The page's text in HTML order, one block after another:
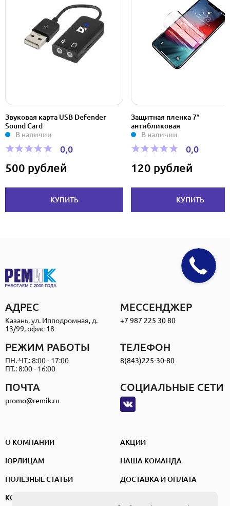
Звуковая карта USB Defender
Sound Card
В наличии
0,0
500 рублей
КУПИТЬ
Защитная пленка 7″
антибликовая
В наличии
0,0
120 рублей
КУПИТЬ
АДРЕС
Казань, ул. Ипподромная, д.
13/99, офис 18
МЕССЕНДЖЕР
+7 987 225 30 80
ПОЧТА
promo@remik.ru
РЕЖИМ РАБОТЫ
ПН.-ЧТ.: 8:00 - 17:00
ПТ.: 8:00 - 16:00
ТЕЛЕФОН
8(843)225-30-80
СОЦИАЛЬНЫЕ СЕТИ
О КОМПАНИИ АКЦИИ
ЮРЛИЦАМ НАША КОМАНДА
ПОЛЕЗНЫЕ СТАТЬИ ДОСТАВКА И ОПЛАТА
КОНТАКТЫ